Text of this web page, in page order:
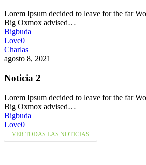
Lorem Ipsum decided to leave for the far
Big Oxmox advised…
Bigbuda
Love0
Charlas
agosto 8, 2021
Noticia 2
Lorem Ipsum decided to leave for the far
Big Oxmox advised…
Bigbuda
Love0
VER TODAS LAS NOTICIAS